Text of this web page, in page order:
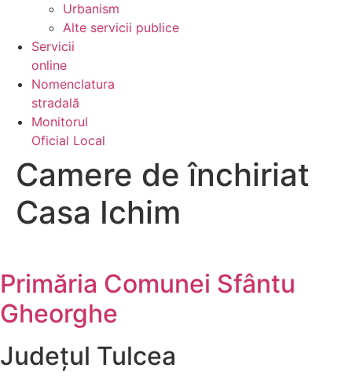
Urbanism
Alte servicii publice
Servicii
online
Nomenclatura
stradală
Monitorul
Oficial Local
Camere de închiriat
Casa Ichim
Primăria Comunei Sfântu
Gheorghe
Județul Tulcea